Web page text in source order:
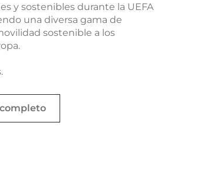
y sostenibles durante la UEFA
una diversa gama de
sostenible a los